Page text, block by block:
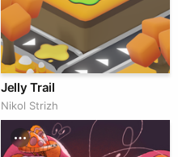
Jelly Trail
Nikol Strizh